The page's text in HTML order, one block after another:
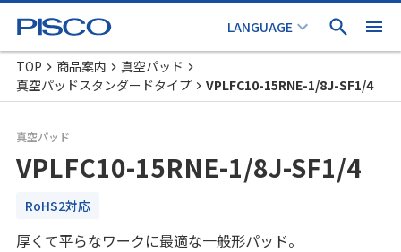
TOP 商品案内
真空パッド
真空パッドスタンダードタイプ
VPLFC10-15RNE-1/8J-SF1/4
真空パッド
VPLFC10-15RNE-1/8J-SF1/4
RoHS2対応
厚くて平らなワークに最適な一般形パッド。